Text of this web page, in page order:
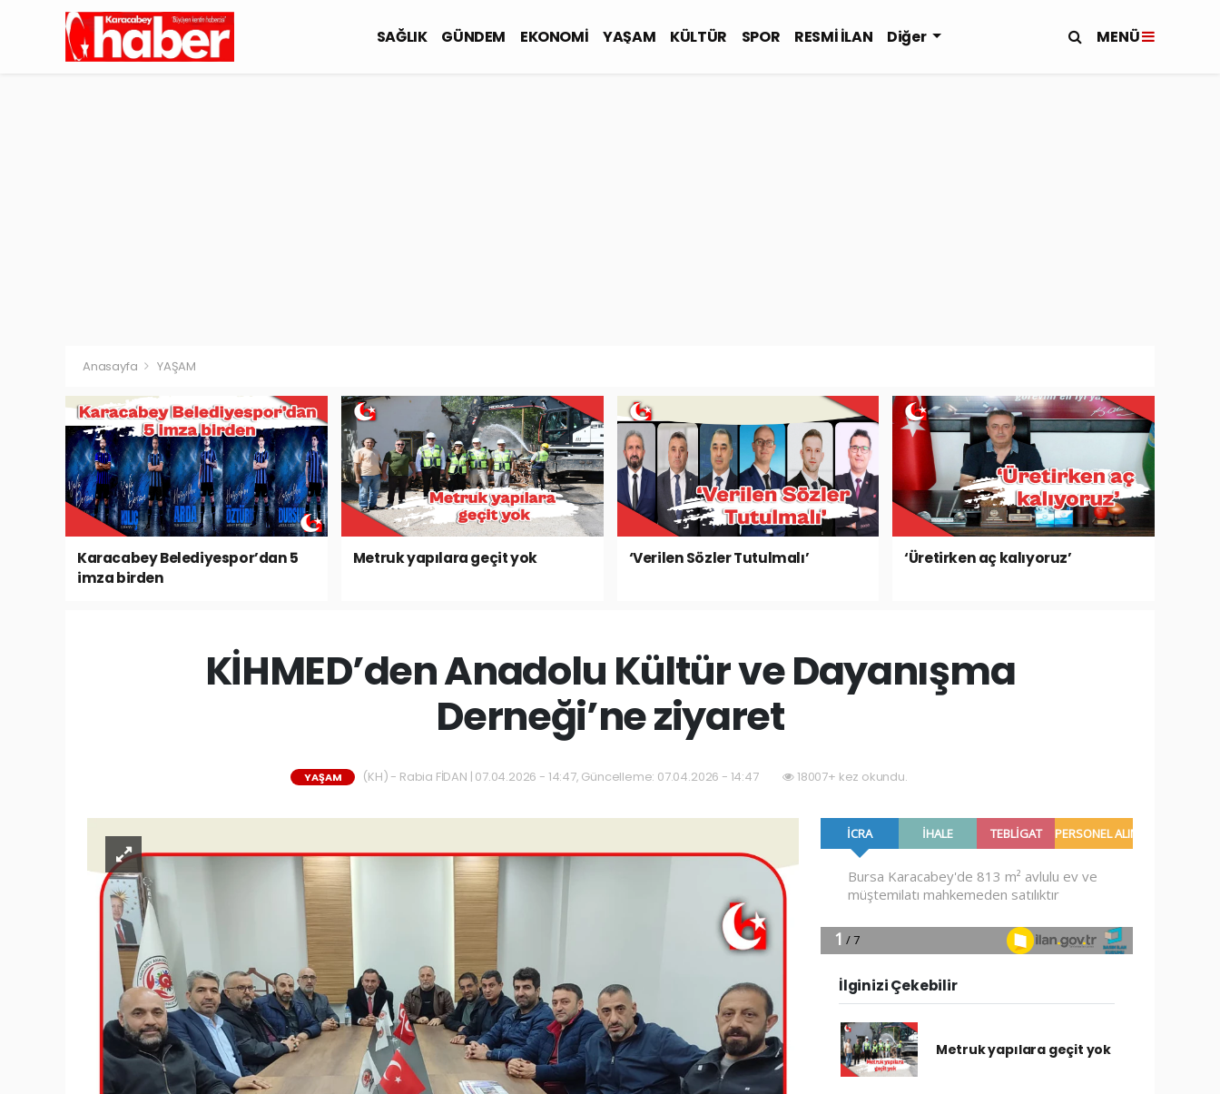
SAĞLIK GÜNDEM EKONOMİ YAŞAM KÜLTÜR SPOR RESMİ İLAN Diğer MENÜ
Anasayfa YAŞAM
Karacabey Belediyespor’dan 5
imza birden
Metruk yapılara geçit yok ‘Verilen Sözler Tutulmalı’ ‘Üretirken aç kalıyoruz’
KİHMED’den Anadolu Kültür ve Dayanışma
Derneği’ne ziyaret
YAŞAM (KH) - Rabia FİDAN | 07.04.2026 - 14:47, Güncelleme: 07.04.2026 - 14:47 18007+ kez okundu.
İlginizi Çekebilir
Metruk yapılara geçit yok